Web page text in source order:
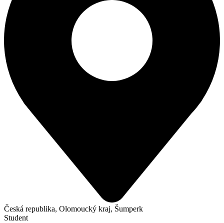
Česká republika, Olomoucký kraj, Šumperk
Student